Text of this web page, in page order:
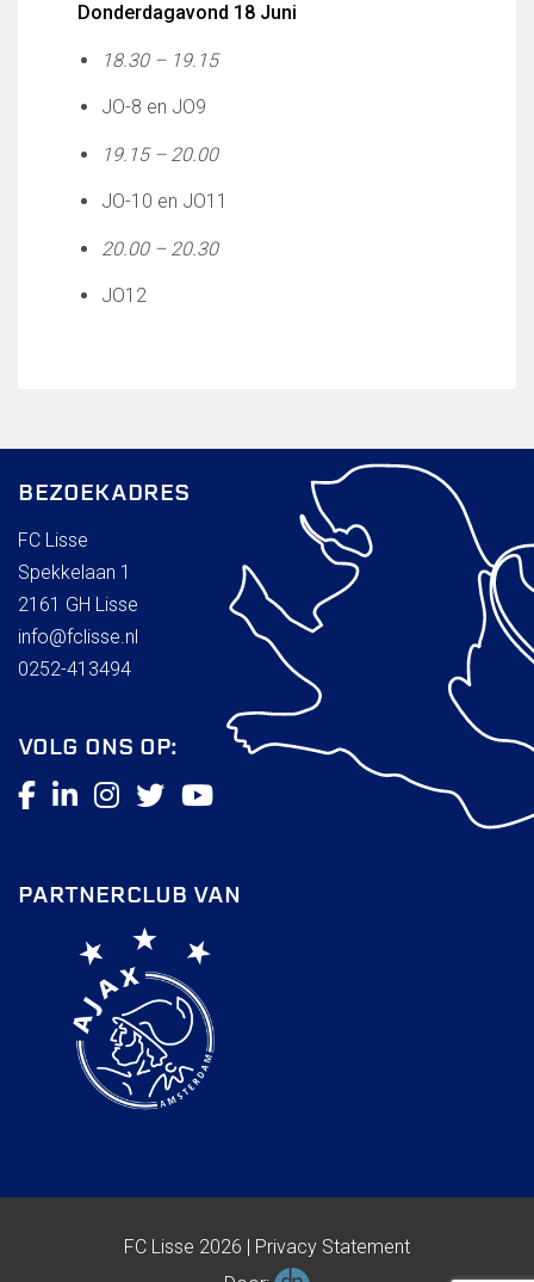
Dagbesteding ’s Heeren Loo
Onze vrijwilligers en ereleden
Vertrouwenspersonen
Financieel contactpersoon
Ruimte reserveren/huren
Donderdagavond 18 Juni
18.30 – 19.15
JO-8 en JO9
19.15 – 20.00
JO-10 en JO11
20.00 – 20.30
JO12
BEZOEKADRES
FC Lisse
Spekkelaan 1
2161 GH Lisse
info@fclisse.nl
0252-413494
VOLG ONS OP:
PARTNERCLUB VAN
FC Lisse 2026 | Privacy Statement